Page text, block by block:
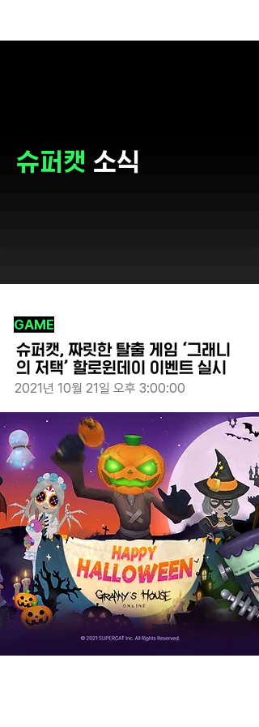
슈퍼캣 소식
GAME
슈퍼캣, 짜릿한 탈출 게임 ‘그래니
의 저택’ 할로윈데이 이벤트 실시
2021년 10월 21일 오후 3:00:00